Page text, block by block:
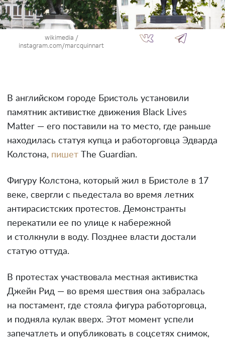
wikimedia /
instagram.com/marcquinnart
В английском городе Бристоль установили
памятник активистке движения Black Lives
Matter — его поставили на то место, где раньше
находилась статуя купца и работорговца Эдварда
Колстона, пишет The Guardian.
Фигуру Колстона, который жил в Бристоле в 17
веке, свергли с пьедестала во время летних
антирасистских протестов. Демонстранты
перекатили ее по улице к набережной
и столкнули в воду. Позднее власти достали
статую оттуда.
В протестах участвовала местная активистка
Джейн Рид — во время шествия она забралась
на постамент, где стояла фигура работорговца,
и подняла кулак вверх. Этот момент успели
запечатлеть и опубликовать в соцсетях снимок,